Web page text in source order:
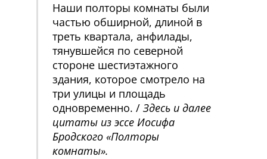
Наши полторы комнаты были
частью обширной, длиной в
треть квартала, анфилады,
тянувшейся по северной
стороне шестиэтажного
здания, которое смотрело на
три улицы и площадь
одновременно. /Здесь и далее
цитаты из эссе Иосифа
Бродского «Полторы
комнаты».